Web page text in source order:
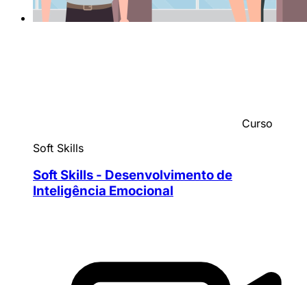
Curso
Soft Skills
Soft Skills - Desenvolvimento de
Inteligência Emocional